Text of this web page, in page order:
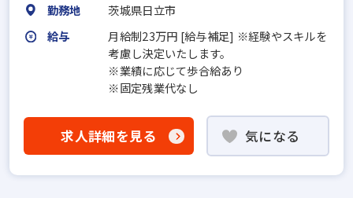
勤務地
茨城県日立市
給与
月給制23万円 [給与補足] ※経験やスキルを
考慮し決定いたします。
※業績に応じて歩合給あり
※固定残業代なし
求人詳細を見る 気になる